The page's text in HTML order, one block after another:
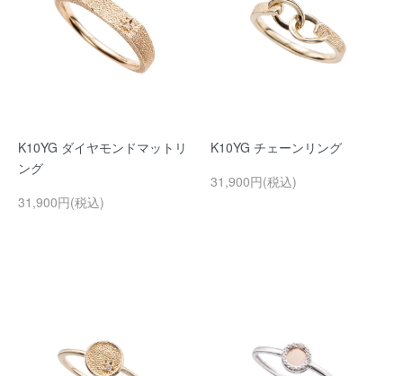
K10YG ダイヤモンドマットリ
ング
31,900円(税込)
K10YG チェーンリング
31,900円(税込)